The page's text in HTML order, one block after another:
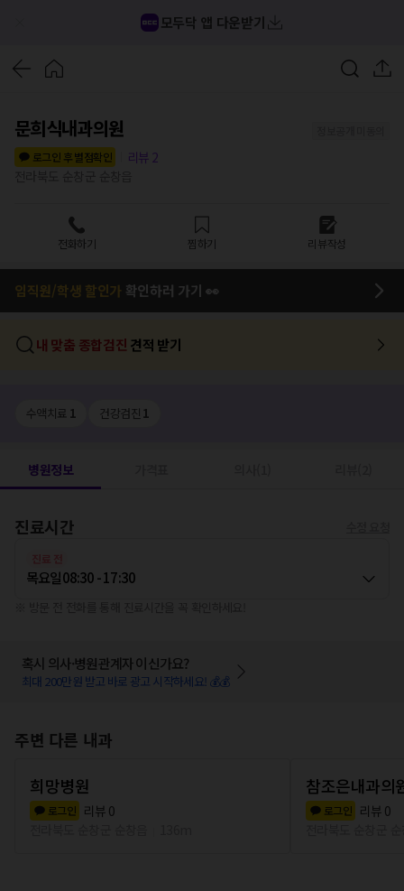
모두닥 앱 다운받기
문희식내과의원
로그인 후 별점확인
리뷰 2
전화하기 찜하기 리뷰작성
임직원/학생 할인가 확인하러 가기 👀
내 맞춤 종합검진 견적 받기
수액치료 1 건강검진 1
병원정보
진료시간
목요일08:30 - 17:30
혹시 의사·병원관계자 이신가요?
최대 200만원 받고 바로 광고 시작하세요! 💰💰
주변 다른 내과
희망병원
로그인 리뷰 0
참조은내과의
로그인 리뷰 0